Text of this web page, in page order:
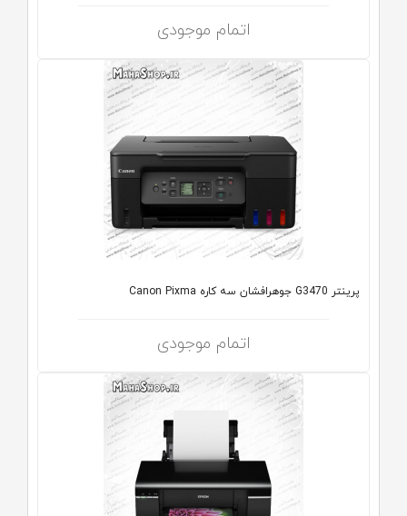
اتمام موجودی
پرینتر G3470 جوهرافشان سه کاره Canon Pixma
اتمام موجودی